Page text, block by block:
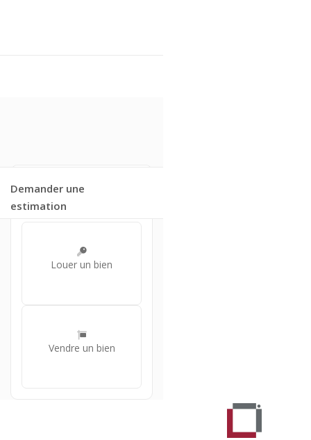
Demander une
estimation
Vous souhaitez ?
Louer un bien
Vendre un bien